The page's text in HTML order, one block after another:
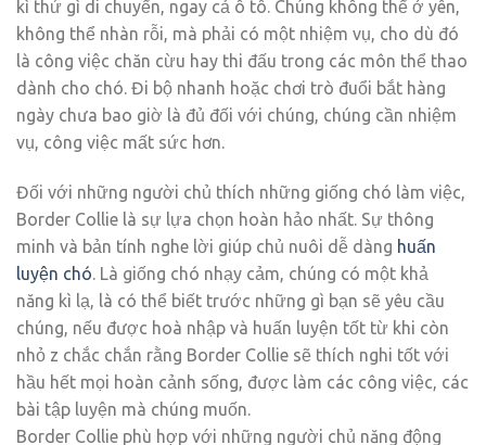
kì thứ gì di chuyển, ngay cả ô tô. Chúng không thể ở yên,
không thể nhàn rỗi, mà phải có một nhiệm vụ, cho dù đó
là công việc chăn cừu hay thi đấu trong các môn thể thao
dành cho chó. Đi bộ nhanh hoặc chơi trò đuổi bắt hàng
ngày chưa bao giờ là đủ đối với chúng, chúng cần nhiệm
vụ, công việc mất sức hơn.
Đối với những người chủ thích những giống chó làm việc,
Border Collie là sự lựa chọn hoàn hảo nhất. Sự thông
minh và bản tính nghe lời giúp chủ nuôi dễ dàng huấn
luyện chó . Là giống chó nhạy cảm, chúng có một khả
năng kì lạ, là có thể biết trước những gì bạn sẽ yêu cầu
chúng, nếu được hoà nhập và huấn luyện tốt từ khi còn
nhỏ z chắc chắn rằng Border Collie sẽ thích nghi tốt với
hầu hết mọi hoàn cảnh sống, được làm các công việc, các
bài tập luyện mà chúng muốn.
Border Collie phù hợp với những người chủ năng động